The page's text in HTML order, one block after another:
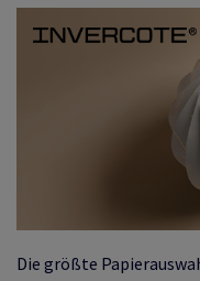
Die größte